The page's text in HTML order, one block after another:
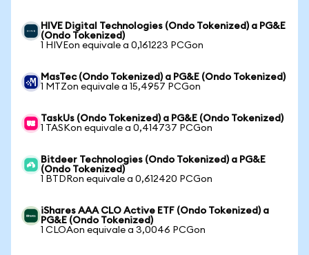
HIVE Digital Technologies (Ondo Tokenized) a PG&E
(Ondo Tokenized)
1 HIVEon equivale a 0,161223 PCGon
MasTec (Ondo Tokenized) a PG&E (Ondo Tokenized)
1 MTZon equivale a 15,4957 PCGon
TaskUs (Ondo Tokenized) a PG&E (Ondo Tokenized)
1 TASKon equivale a 0,414737 PCGon
Bitdeer Technologies (Ondo Tokenized) a PG&E
(Ondo Tokenized)
1 BTDRon equivale a 0,612420 PCGon
iShares AAA CLO Active ETF (Ondo Tokenized) a
PG&E (Ondo Tokenized)
1 CLOAon equivale a 3,0046 PCGon